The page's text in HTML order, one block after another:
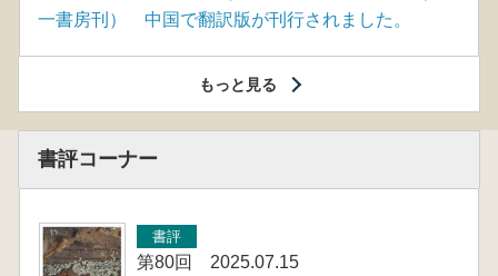
一書房刊） 中国で翻訳版が刊行されました。
もっと見る
書評コーナー
書評
第80回 2025.07.15